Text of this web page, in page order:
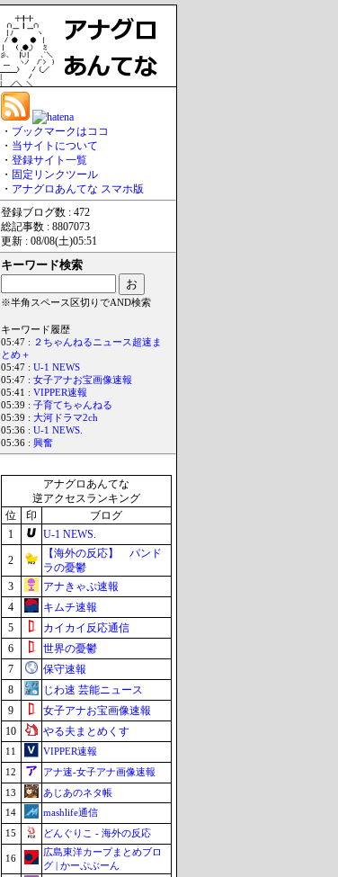
・ ブックマークはココ
・ 当サイトについて
・ 登録サイト一覧
・ 固定リンクツール
・ アナグロあんてな スマホ版
登録ブログ数 : 472
総記事数 : 8807073
更新 : 08/08(土)05:51
キーワード検索
※半角スペース区切りでAND検索
キーワード履歴
05:47 :
２ちゃんねるニュース超速ま
とめ＋
05:47 : U-1 NEWS
05:47 : 女子アナお宝画像速報
05:41 : VIPPER速報
05:39 : 子育てちゃんねる
05:39 : 大河ドラマ2ch
05:36 : U-1 NEWS.
05:36 : 興奮
アナグロあんてな
逆アクセスランキング
位
印
ブログ
1
U-1 NEWS.
2
【海外の反応】 パンド
ラの憂鬱
3
アナきゃぷ速報
4
キムチ速報
5
カイカイ反応通信
6
世界の憂鬱
7
保守速報
8
じわ速 芸能ニュース
9
女子アナお宝画像速報
10
やる夫まとめくす
11
VIPPER速報
12
アナ速‐女子アナ画像速報
13
あじあのネタ帳
14
mashlife通信
15
どんぐりこ - 海外の反応
16
広島東洋カープまとめブロ
グ | かーぷぶーん